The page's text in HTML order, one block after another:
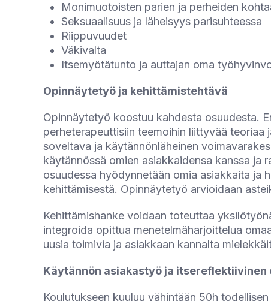
Monimuotoisten parien ja perheiden
Seksuaalisuus ja läheisyys parisuhteessa
Riippuvuudet
Väkivalta
Itsemyötätunto ja auttajan oma
Opinnäytetyö ja kehittämistehtävä
Opinnäytetyö koostuu kahdesta osuudesta.
perheterapeuttisiin teemoihin liittyvää
soveltava ja käytännönläheinen
käytännössä omien asiakkaidensa kanssa ja
osuudessa hyödynnetään omia asiakkaita ja
kehittämisestä. Opinnäytetyö arvioidaan
Kehittämishanke voidaan toteuttaa
integroida opittua menetelmäharjoittelua
uusia toimivia ja asiakkaan kannalta
Käytännön asiakastyö ja
Koulutukseen kuuluu vähintään 50h